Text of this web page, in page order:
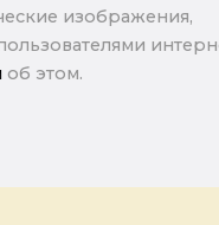
изображения,
об этом.